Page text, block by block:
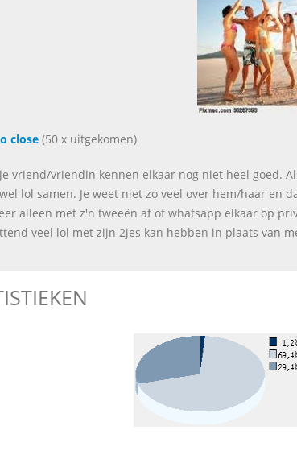
close(50 x uitgekomen)
vriend/vriendin kennen elkaar nog niet heel goed.
lol samen. Je weet niet zo veel over hem/haar en
alleen met z'n tweeën af of whatsapp elkaar op
veel lol met zijn 2jes kan hebben in plaats van